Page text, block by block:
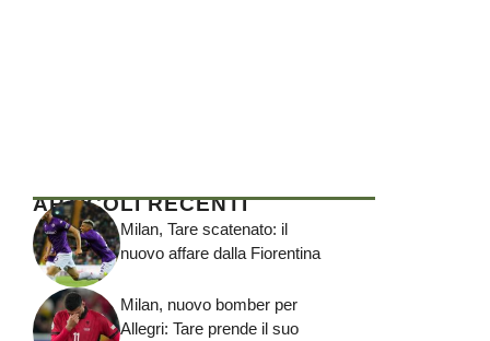
ARTICOLI RECENTI
Milan, Tare scatenato: il
nuovo affare dalla Fiorentina
Milan, nuovo bomber per
Allegri: Tare prende il suo